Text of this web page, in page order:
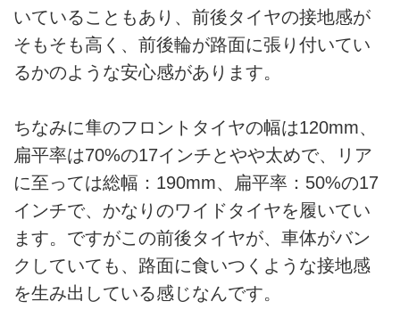
いていることもあり、前後タイヤの接地感が
そもそも高く、前後輪が路面に張り付いてい
るかのような安心感があります。
ちなみに隼のフロントタイヤの幅は120mm、
扁平率は70%の17インチとやや太めで、リア
に至っては総幅：190mm、扁平率：50%の17
インチで、かなりのワイドタイヤを履いてい
ます。ですがこの前後タイヤが、車体がバン
クしていても、路面に食いつくような接地感
を生み出している感じなんです。